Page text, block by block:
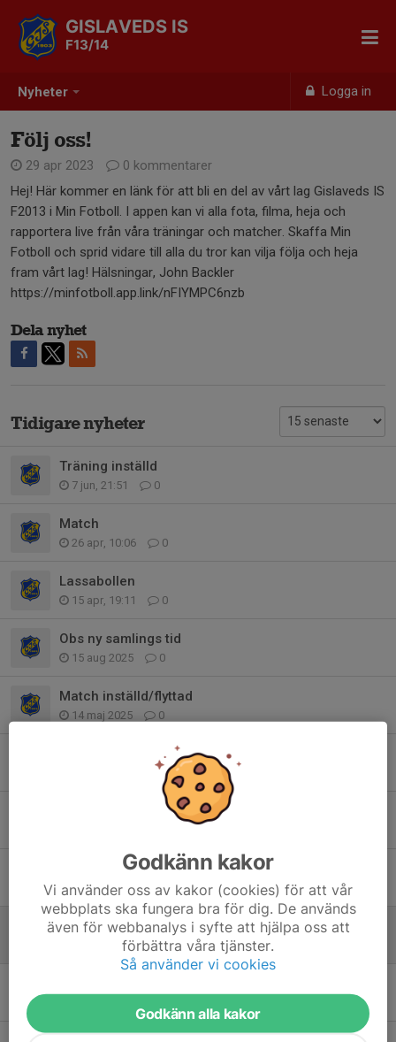
Nyheter Logga in
GISLAVEDS IS
F13/14
Följ oss!
29 apr 2023
0 kommentarer
Hej! Här kommer en länk för att bli en del av vårt lag Gislaveds IS
F2013 i Min Fotboll. I appen kan vi alla fota, filma, heja och
rapportera live från våra träningar och matcher. Skaffa Min
Fotboll och sprid vidare till alla du tror kan vilja följa och heja
fram vårt lag! Hälsningar, John Backler
https://minfotboll.app.link/nFIYMPC6nzb
Dela nyhet
Tidigare nyheter
Träning inställd
7 jun, 21:51 0
Match
26 apr, 10:06 0
Lassabollen
15 apr, 19:11 0
Obs ny samlings tid
15 aug 2025 0
Match inställd/flyttad
14 maj 2025 0
0
Träning inställd
4 feb 2024 0
Följ oss!
29 apr 2023 0
Godkänn kakor
Vi använder oss av kakor (cookies) för att vår
webbplats ska fungera bra för dig. De används
även för webbanalys i syfte att hjälpa oss att
förbättra våra tjänster.
Så använder vi cookies
Godkänn alla kakor